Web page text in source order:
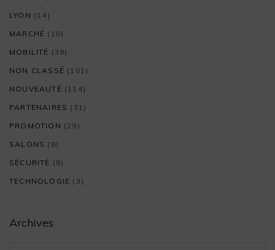
LYON (14)
MARCHÉ (10)
MOBILITÉ (39)
NON CLASSÉ (101)
NOUVEAUTÉ (114)
PARTENAIRES (31)
PROMOTION (29)
SALONS (8)
SÉCURITÉ (8)
TECHNOLOGIE (3)
Archives